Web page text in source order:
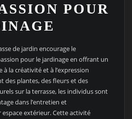
POUR
de jardin encourage le
pour le jardinage en offrant un
la créativité et à l’expression
des plantes, des fleurs et des
sur la terrasse, les individus sont
dans l’entretien et
espace extérieur. Cette activité